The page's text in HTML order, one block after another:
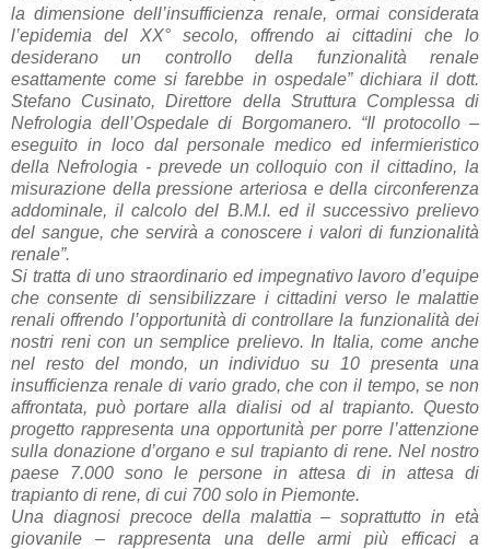
la dimensione dell’insufficienza renale, ormai considerata
l’epidemia del XX° secolo, offrendo ai cittadini che lo
desiderano un controllo della funzionalità renale
esattamente come si farebbe in ospedale” dichiara il dott.
Stefano Cusinato, Direttore della Struttura Complessa di
Nefrologia dell’Ospedale di Borgomanero. “Il protocollo –
eseguito in loco dal personale medico ed infermieristico
della Nefrologia - prevede un colloquio con il cittadino, la
misurazione della pressione arteriosa e della circonferenza
addominale, il calcolo del B.M.I. ed il successivo prelievo
del sangue, che servirà a conoscere i valori di funzionalità
renale”.
Si tratta di uno straordinario ed impegnativo lavoro d’equipe
che consente di sensibilizzare i cittadini verso le malattie
renali offrendo l’opportunità di controllare la funzionalità dei
nostri reni con un semplice prelievo. In Italia, come anche
nel resto del mondo, un individuo su 10 presenta una
insufficienza renale di vario grado, che con il tempo, se non
affrontata, può portare alla dialisi od al trapianto. Questo
progetto rappresenta una opportunità per porre l’attenzione
sulla donazione d’organo e sul trapianto di rene. Nel nostro
paese 7.000 sono le persone in attesa di in attesa di
trapianto di rene, di cui 700 solo in Piemonte.
Una diagnosi precoce della malattia – soprattutto in età
giovanile – rappresenta una delle armi più efficaci a